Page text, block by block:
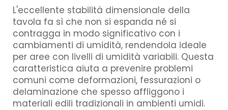
L'eccellente stabilità dimensionale della
tavola fa sì che non si espanda né si
contragga in modo significativo con i
cambiamenti di umidità, rendendola ideale
per aree con livelli di umidità variabili. Questa
caratteristica aiuta a prevenire problemi
comuni come deformazioni, fessurazioni o
delaminazione che spesso affliggono i
materiali edili tradizionali in ambienti umidi.